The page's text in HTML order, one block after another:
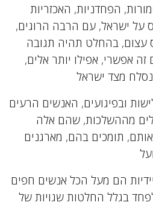
הפחדניות, האכזריות
על ישראל, עם הרבה הרוגים,
עצום, בהחלט תהיה תגובה
אפשרי, אפילו יותר אלים,
ובפיגועים, האנשים הרעים
מההשלכות, שהם אלה
תומכים בהם, מארגנים
הם מעל הכל אנשים חפים
בגלל החלטות שגויות של